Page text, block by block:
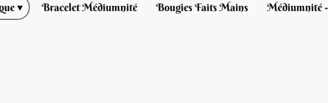
Bracelet Médiumnité Bougies Faits Mains Médiumnité